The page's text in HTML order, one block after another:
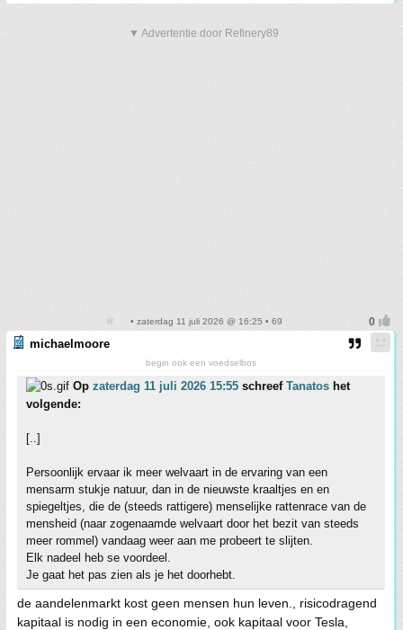
▼ Advertentie door Refinery89
• zaterdag 11 juli 2026 @ 16:25 • 69
michaelmoore
begin ook een voedselbos
Op zaterdag 11 juli 2026 15:55 schreef Tanatos het
volgende:
[..]
Persoonlijk ervaar ik meer welvaart in de ervaring van een
mensarm stukje natuur, dan in de nieuwste kraaltjes en en
spiegeltjes, die de (steeds rattigere) menselijke rattenrace van de
mensheid (naar zogenaamde welvaart door het bezit van steeds
meer rommel) vandaag weer aan me probeert te slijten.
Elk nadeel heb se voordeel.
Je gaat het pas zien als je het doorhebt.
de aandelenmarkt kost geen mensen hun leven., risicodragend
kapitaal is nodig in een economie, ook kapitaal voor Tesla,